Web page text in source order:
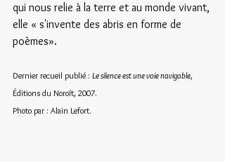
qui nous relie à la terre et au monde vivant,
elle « s'invente des abris en forme de
poèmes».
Dernier recueil publié : Le silence est une voie navigable,
Éditions du Noroît, 2007.
Photo par : Alain Lefort.